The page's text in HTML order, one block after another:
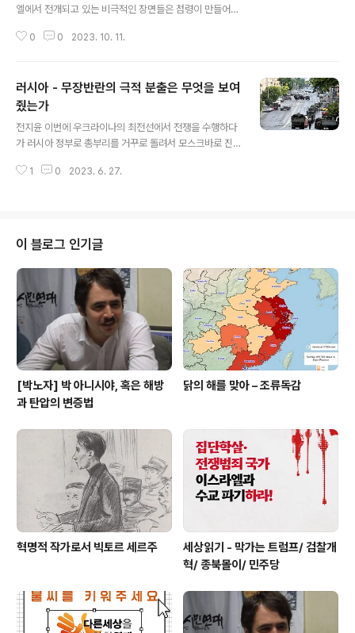
엘에서 전개되고 있는 비극적인 장면들은 점령이 만들어내
체의 시급함을 일깨워준다. 이 글의 필자인 세라즈 아씨는
acobin.com/2023/10/israel-palestine-violence-
hamas-airstrikes-gaza-oppression 토요일 이른
아침, 가자 지구에서 발사된 로켓포가 쏟아지는 가운데, 팔
레스타인 무장 그룹 하마스의 소속 수십여 명이 봉쇄된 가
자 지구를 빠져나와, 보안 장벽을 뚫고 이스라엘 거주지로
돌진해 수백명을 살해하고 인질로 잡는 ..
0 0 2023. 10. 11.
러시아 - 무장반란의 극적 분출은 무엇을 보여
줬는가
전지윤 이번에 우크라이나의 최전선에서 전쟁을 수행하다
가 러시아 정부로 총부리를 거꾸로 돌려서 모스크바로 진
브게니 프리고진은 바로 몇 달 전에 이렇게 말한 적이 있다.
끝나게 될 것이다. 먼저 군인들이 들고일어나고, 이어 그들
이 사랑하는 이들이 나설 것이다.” 러시아 역사에 관심이
있던 많은 이들이 이 말을 보고 러-일 전쟁, 1차 세계대전
등 전쟁의 실패와 지지부진이 혁명을 낳았던 러시아의 오
랜 ‘전통’을 떠올린 것은 자연스러웠다. 결국, 이번에도 전
쟁이 돌파구를 찾지 못하고 장기화하..
1 0 2023. 6. 27.
이 블로그 인기글
[박노자] 박 아니시야, 혹은 해방
과 탄압의 변증법
닭의 해를 맞아 – 조류독감
혁명적 작가로서 빅토르 세르주
세상읽기 - 막가는 트럼프/ 검찰개
혁/ 종북몰이/ 민주당